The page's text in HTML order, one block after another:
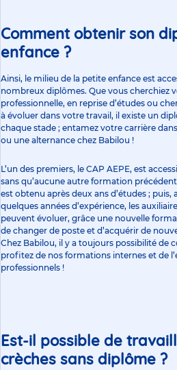
Comment obtenir son
enfance ?
Ainsi, le milieu de la petite enfance est
nombreux diplômes. Que vous cherchiez
professionnelle, en reprise d’études ou
à évoluer dans votre travail, il existe un
chaque stade ; entamez votre carrière
ou une alternance chez Babilou !
L’un des premiers, le CAP AEPE, est
sans qu’aucune autre formation
est obtenu après deux ans d’études ; puis,
quelques années d’expérience, les
peuvent évoluer, grâce une nouvelle
de changer de poste et d’acquérir de
Chez Babilou, il y a toujours possibilité de
profitez de nos formations internes et de
professionnels !
Est-il possible de
crèches sans diplôme ?